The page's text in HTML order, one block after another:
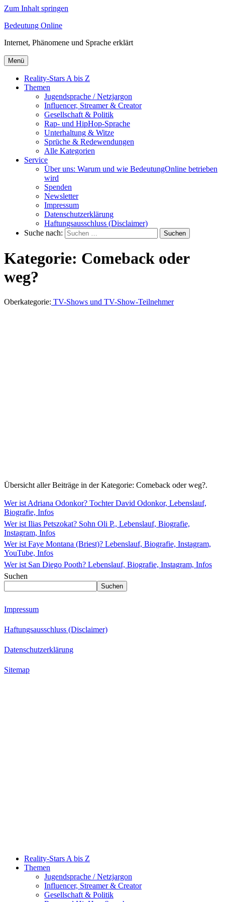
Zum Inhalt springen
Bedeutung Online
Internet, Phänomene und Sprache erklärt
Menü
Reality-Stars A bis Z
Themen
Jugendsprache / Netzjargon
Influencer, Streamer & Creator
Gesellschaft & Politik
Rap- und HipHop-Sprache
Unterhaltung & Witze
Sprüche & Redewendungen
Alle Kategorien
Service
Über uns: Warum und wie BedeutungOnline betrieben
wird
Spenden
Newsletter
Impressum
Datenschutzerklärung
Haftungsausschluss (Disclaimer)
Suche nach:
Suchen
Kategorie: Comeback oder
weg?
Oberkategorie: TV-Shows und TV-Show-Teilnehmer
Übersicht aller Beiträge in der Kategorie: Comeback oder weg?.
Wer ist Adriana Odonkor? Tochter David Odonkor, Lebenslauf,
Biografie, Infos
Wer ist Ilias Petszokat? Sohn Oli P., Lebenslauf, Biografie,
Instagram, Infos
Wer ist Faye Montana (Briest)? Lebenslauf, Biografie, Instagram,
YouTube, Infos
Wer ist San Diego Pooth? Lebenslauf, Biografie, Instagram, Infos
Suchen
Suchen
Impressum
Haftungsausschluss (Disclaimer)
Datenschutzerklärung
Sitemap
Reality-Stars A bis Z
Themen
Jugendsprache / Netzjargon
Influencer, Streamer & Creator
Gesellschaft & Politik